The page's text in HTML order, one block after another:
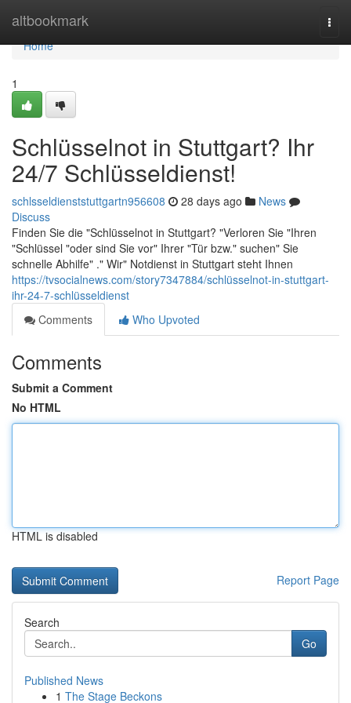
altbookmark
Home
Home
1
Schlüsselnot in Stuttgart? Ihr
24/7 Schlüsseldienst!
schlsseldienststuttgartn956608 28 days ago
News
Discuss
Finden Sie die "Schlüsselnot in Stuttgart? "Verloren Sie "Ihren
"Schlüssel "oder sind Sie vor" Ihrer "Tür bzw." suchen" Sie
schnelle Abhilfe" ." Wir" Notdienst in Stuttgart steht Ihnen
https://tvsocialnews.com/story7347884/schlüsselnot-in-stuttgart-
ihr-24-7-schlüsseldienst
Comments
Who Upvoted
Comments
Submit a Comment
No HTML
HTML is disabled
Report Page
Search
Go
Published News
1 The Stage Beckons